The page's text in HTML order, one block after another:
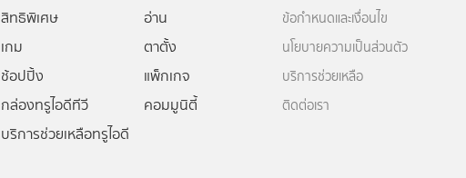
สิทธิพิเศษ
อ่าน
เกม
ตาตั้ง
ช้อปปิ้ง
แพ็กเกจ
กล่องทรูไอดีทีวี
คอมมูนิตี้
บริการช่วยเหลือทรูไอดี
ข้อกำหนดและเงื่อนไข
นโยบายความเป็นส่วนตัว
บริการช่วยเหลือ
ติดต่อเรา